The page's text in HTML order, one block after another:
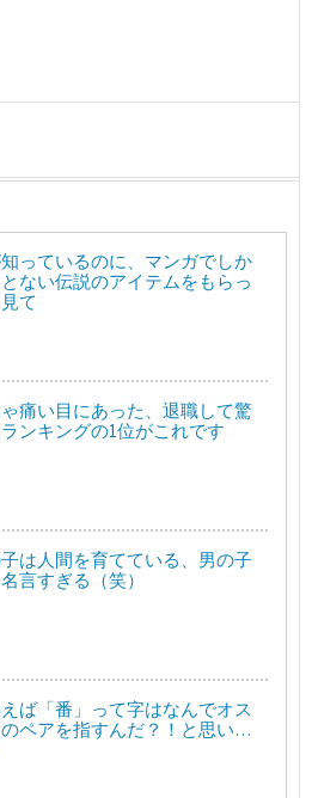
っているのに、マンガでしか
ない伝説のアイテムをもらっ
て
痛い目にあった、退職して驚
ンキングの1位がこれです
子は人間を育てている、男の子
言すぎる（笑）
ば「番」って字はなんでオス
ペアを指すんだ？！と思い…